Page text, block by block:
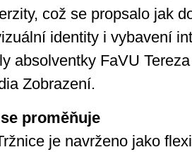
což se propsalo jak
identity i vybavení
absolventky FaVU
Zobrazení.
proměňuje
je navrženo jako